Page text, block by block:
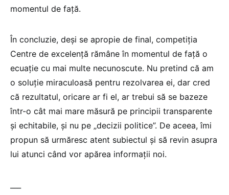
momentul de față.
În concluzie, deși se apropie de final, competiția
Centre de excelență rămâne în momentul de față o
ecuație cu mai multe necunoscute. Nu pretind că am
o soluție miraculoasă pentru rezolvarea ei, dar cred
că rezultatul, oricare ar fi el, ar trebui să se bazeze
într-o cât mai mare măsură pe principii transparente
și echitabile, și nu pe „decizii politice”. De aceea, îmi
propun să urmăresc atent subiectul și să revin asupra
lui atunci când vor apărea informații noi.